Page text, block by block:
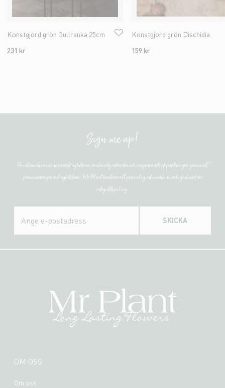
Konstgjord grön Gullranka 25cm
231 kr
Konstgjord grön Dischidia
159 kr
Sign me up!
Få information om de senaste nyheterna, unika erbjudanden och inspirerande uppdateringar genom att
prenumerera på vårt nyhetsbrev. Mr Plant hanterar all personlig information i enlighet med vår
integritetspolicy.
SKICKA
OM OSS
Om oss